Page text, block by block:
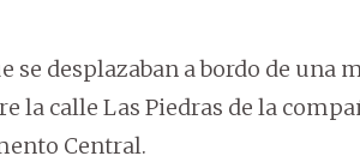
se desplazaban a bordo de una
la calle Las Piedras de la
Central.